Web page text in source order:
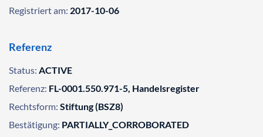
Registriert am: 2017-10-06
Referenz
Status: ACTIVE
Referenz: FL-0001.550.971-5, Handelsregister
Rechtsform: Stiftung (BSZ8)
Bestätigung: PARTIALLY_CORROBORATED